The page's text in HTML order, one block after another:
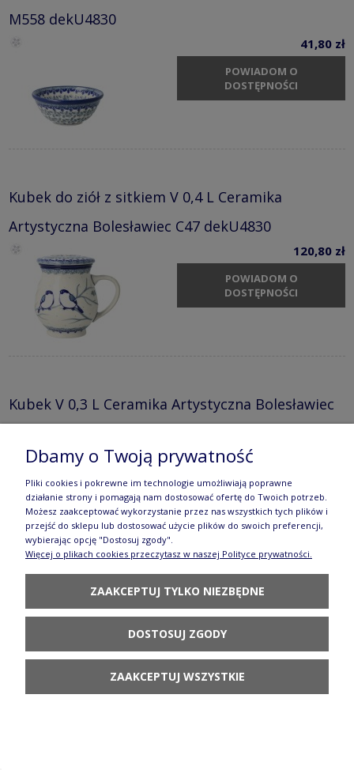
M558 dekU4830
41,80 zł
POWIADOM O
DOSTĘPNOŚCI
Kubek do ziół z sitkiem V 0,4 L Ceramika
Artystyczna Bolesławiec C47 dekU4830
120,80 zł
POWIADOM O
DOSTĘPNOŚCI
Kubek V 0,3 L Ceramika Artystyczna Bolesławiec
POWIADOM O
DOSTĘPNOŚCI
Miska na płatki Ceramika Artystyczna
Bolesławiec C38 dekU4830
95,80 zł
POWIADOM O
Dbamy o Twoją prywatność
Pliki cookies i pokrewne im technologie umożliwiają poprawne
działanie strony i pomagają nam dostosować ofertę do Twoich potrzeb.
Możesz zaakceptować wykorzystanie przez nas wszystkich tych plików i
przejść do sklepu lub dostosować użycie plików do swoich preferencji,
wybierając opcję "Dostosuj zgody".
Więcej o plikach cookies przeczytasz w naszej Polityce prywatności.
ZAAKCEPTUJ TYLKO NIEZBĘDNE
DOSTOSUJ ZGODY
ZAAKCEPTUJ WSZYSTKIE